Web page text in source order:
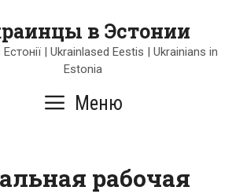
в Эстонии
Естонії | Ukrainlased Eestis | Ukrainians in
Estonia
Меню
рабочая